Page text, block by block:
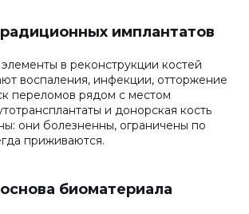
имплантатов
в реконструкции костей
воспаления, инфекции, отторжение
переломов рядом с местом
и донорская кость
они болезненны, ограничены по
приживаются.
биоматериала